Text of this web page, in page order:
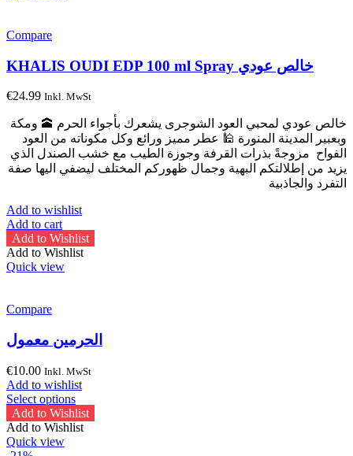
Compare
KHALIS OUDI EDP 100 ml Spray خالص عودي
€24.99 Inkl. MwSt
خالص عودي لمحبي العود الشوجرى يشعرك بأجواء الحرم 🕋 ومكة
وبعبير المدينة المنورة 🕌 عطر مميز ورائع وكل مكوناته من العود
الفواح مزوجةً بذرات القرفة وجوزة الطيب مع خشب الصندل الذي
يزيد من إطلالتكم البهية وجمال ظهوركم المختلف ليضفي اليها صفة
التفرد والجاذبية
Add to wishlist
Add to cart
Add to Wishlist
Add to Wishlist
Quick view
Compare
الحرمين معمول
€10.00 Inkl. MwSt
Add to wishlist
Select optionsThis
product
has
Add to Wishlist
Add to Wishlist
Quick view